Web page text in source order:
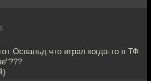
Освальд что играл когда-то в ТФ